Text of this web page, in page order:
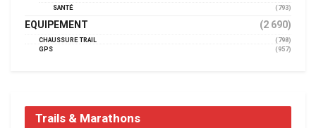
SANTÉ
(793)
EQUIPEMENT (2 690)
CHAUSSURE TRAIL
(798)
GPS
(957)
Trails & Marathons